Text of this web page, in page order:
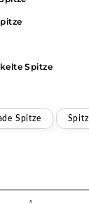
Spitze
Spitze Spitz